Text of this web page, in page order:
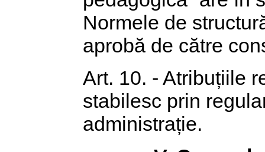
Normele de
aprobă de către
Art. 10. - Atribuțiile
stabilesc prin
administrație.